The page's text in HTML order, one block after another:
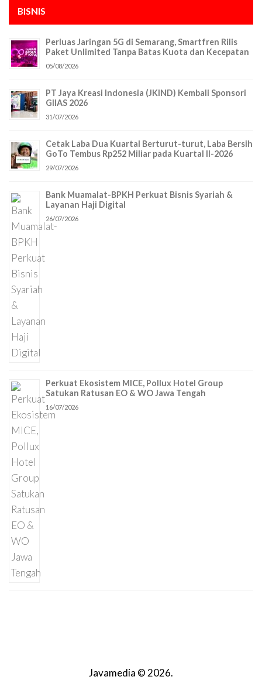
BISNIS
Perluas Jaringan 5G di Semarang, Smartfren Rilis
Paket Unlimited Tanpa Batas Kuota dan Kecepatan
05/08/2026
PT Jaya Kreasi Indonesia (JKIND) Kembali Sponsori
GIIAS 2026
31/07/2026
Cetak Laba Dua Kuartal Berturut-turut, Laba Bersih
GoTo Tembus Rp252 Miliar pada Kuartal II-2026
29/07/2026
Bank Muamalat-BPKH Perkuat Bisnis Syariah &
Layanan Haji Digital
26/07/2026
Perkuat Ekosistem MICE, Pollux Hotel Group
Satukan Ratusan EO & WO Jawa Tengah
16/07/2026
Javamedia © 2026.